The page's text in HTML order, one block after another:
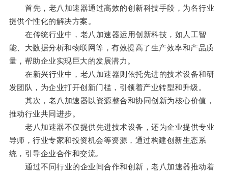
首先，老八加速器通过高效的创新科技手段，为各行业
提供个性化的解决方案。
在传统行业中，老八加速器运用创新科技，如人工智
能、大数据分析和物联网等，有效提高了生产效率和产品质
量，帮助企业实现巨大的发展潜力。
在新兴行业中，老八加速器则依托先进的技术设备和研
发团队，为企业打开创新门槛，引领着产业转型和升级。
其次，老八加速器以资源整合和协同创新为核心价值，
推动行业共同进步。
老八加速器不仅提供先进技术设备，还为企业提供专业
导师，行业专家和投资机会等资源，通过构建创新生态系
统，引导企业合作和交流。
通过不同行业的企业间合作和创新，老八加速器推动着